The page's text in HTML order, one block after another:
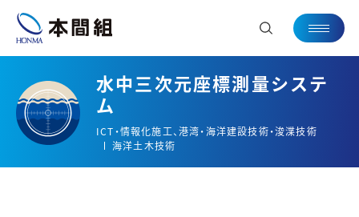
水中三次元座標測量システ
ム
ICT・情報化施工、港湾・海洋建設技術・浚渫技術
海洋土木技術